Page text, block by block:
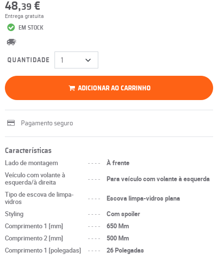
48,39 €
Entrega gratuita
EM STOCK
QUANTIDADE
ADICIONAR AO CARRINHO
Pagamento seguro
Características
Lado de montagem ----
À frente
Veículo com volante à
esquerda/à direita
----
Para veículo com volante à esquerda
Tipo de escova de limpa-
vidros
----
Escova limpa-vidros plana
Styling
----
Com spoiler
Comprimento 1 [mm]
----
650 Mm
Comprimento 2 [mm]
----
500 Mm
Comprimento 1 [polegadas]
----
26 Polegadas